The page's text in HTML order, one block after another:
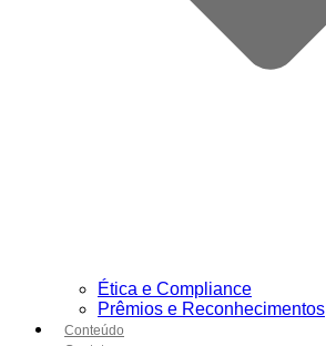
Ética e Compliance
Prêmios e Reconhecimentos
Conteúdo